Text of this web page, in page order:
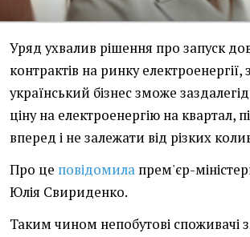
Уряд ухвалив рішення про запуск
контрактів на ринку
український бізнес зможе
ціну на електроенергію на квартал,
вперед і не залежати від різких
Про це повідомила прем'єр-
Юлія Свириденко.
Таким чином непобутові споживачі